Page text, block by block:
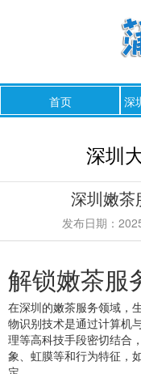
首页 深
深圳
深圳嫩茶
发布日期：
解锁嫩茶服
在深圳的嫩茶服务领域，
物识别技术是通过计算机
理等高科技手段密切结合
象、虹膜等和行为特征，